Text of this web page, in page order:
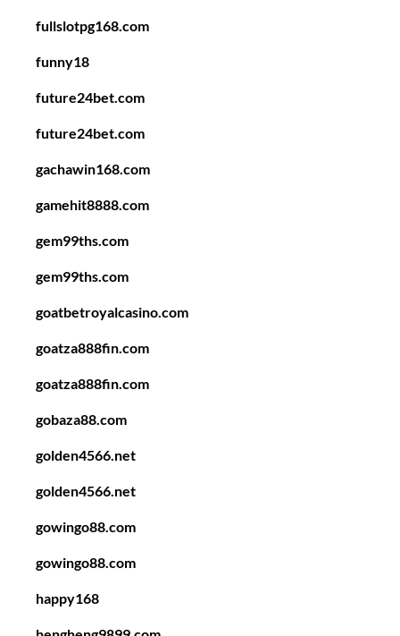
fullslotpg168.com
funny18
future24bet.com
future24bet.com
gachawin168.com
gamehit8888.com
gem99ths.com
gem99ths.com
goatbetroyalcasino.com
goatza888fin.com
goatza888fin.com
gobaza88.com
golden4566.net
golden4566.net
gowingo88.com
gowingo88.com
happy168